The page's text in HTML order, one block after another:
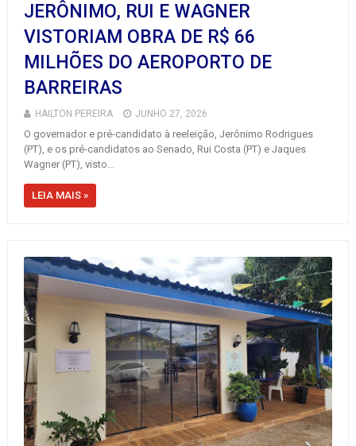
JERÔNIMO, RUI E WAGNER
VISTORIAM OBRA DE R$ 66
MILHÕES DO AEROPORTO DE
BARREIRAS
HAILTON PEREIRA JUNHO 27, 2026
O governador e pré-candidato à reeleição, Jerônimo Rodrigues
(PT), e os pré-candidatos ao Senado, Rui Costa (PT) e Jaques
Wagner (PT), visto...
LEIA MAIS »